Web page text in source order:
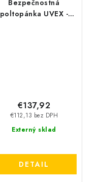
Bezpečnostná
poltopánka UVEX -
Externý sklad
€112,13 bez DPH
€137,92
DETAIL